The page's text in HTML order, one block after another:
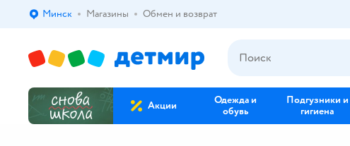
Выбор адреса доставки.
Минск Магазины Обмен и возврат
Акции
Одежда и
обувь
Подгузники и
гигиена